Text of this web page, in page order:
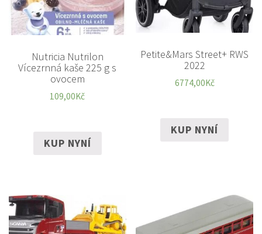
Nutricia Nutrilon
Vícezrnná kaše 225 g s
ovocem
109,00Kč
KUP NYNÍ
Petite&Mars Street+ RWS
2022
6774,00Kč
KUP NYNÍ